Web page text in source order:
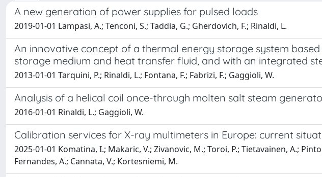
A new generation of power supplies for pulsed loads
2019-01-01 Lampasi, A.; Tenconi, S.; Taddia, G.; Gherdovich, F.; Rinaldi, L.
An innovative concept of a thermal energy storage system
storage medium and heat transfer fluid, and with an integrated
2013-01-01 Tarquini, P.; Rinaldi, L.; Fontana, F.; Fabrizi, F.; Gaggioli, W.
Analysis of a helical coil once-through molten salt steam
2016-01-01 Rinaldi, L.; Gaggioli, W.
Calibration services for X-ray multimeters in Europe: current
2025-01-01 Komatina, I.; Makaric, V.; Zivanovic, M.; Toroi, P.; Tietavainen, A.;
Fernandes, A.; Cannata, V.; Kortesniemi, M.